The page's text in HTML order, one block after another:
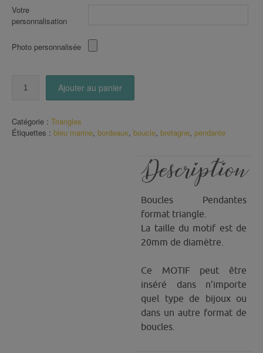
Votre
personnalisation
Photo personnalisée
motif
fleuri
Ajouter au panier
Catégorie : Triangles
Étiquettes : bleu marine, bordeaux, boucle, bretagne, pendante
Description
Boucles Pendantes
format triangle.
La taille du motif est de
20mm de diamètre.
Ce MOTIF peut être
inséré dans n’importe
quel type de bijoux ou
dans un autre format de
boucles.